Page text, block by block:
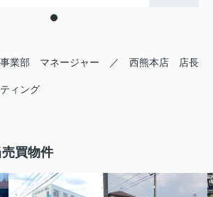
事業部 マネージャー ／ 西熊本店 店長
ィング
買物件